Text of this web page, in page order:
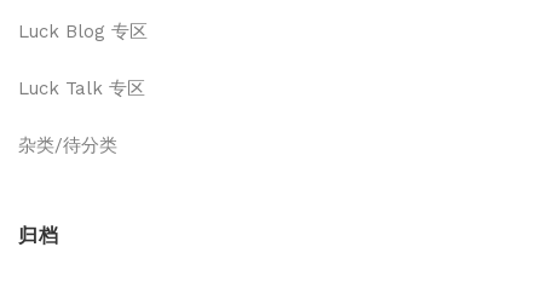
Luck Blog 专区
Luck Talk 专区
杂类/待分类
归档